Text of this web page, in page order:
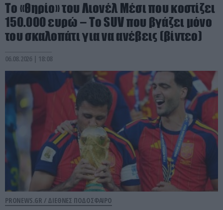
Το «θηρίο» του Λιονέλ Μέσι που κοστίζει
150.000 ευρώ – Το SUV που βγάζει μόνο
του σκαλοπάτι για να ανέβεις (βίντεο)
06.08.2026 | 18:08
PRONEWS.GR / ΔΙΕΘΝΕΣ ΠΟΔΟΣΦΑΙΡΟ